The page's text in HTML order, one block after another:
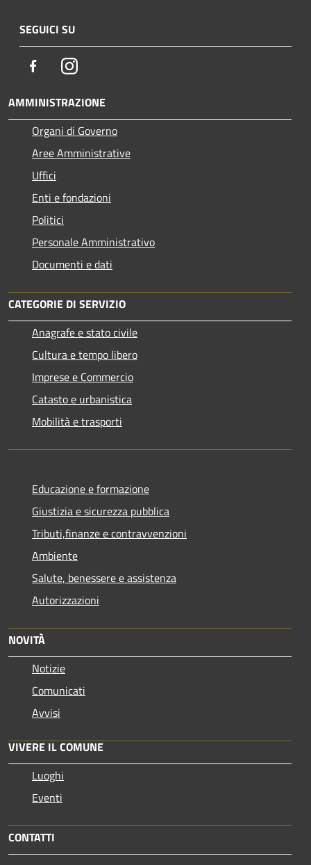
SEGUICI SU
FacebookInstagram
AMMINISTRAZIONE
Organi di Governo
Aree Amministrative
Uffici
Enti e fondazioni
Politici
Personale Amministrativo
Documenti e dati
CATEGORIE DI SERVIZIO
Anagrafe e stato civile
Cultura e tempo libero
Imprese e Commercio
Catasto e urbanistica
Mobilità e trasporti
Educazione e formazione
Giustizia e sicurezza pubblica
Tributi,finanze e contravvenzioni
Ambiente
Salute, benessere e assistenza
Autorizzazioni
NOVITÀ
Notizie
Comunicati
Avvisi
VIVERE IL COMUNE
Luoghi
Eventi
CONTATTI